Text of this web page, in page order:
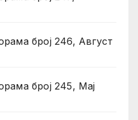
број 246, Август
број 245, Мај